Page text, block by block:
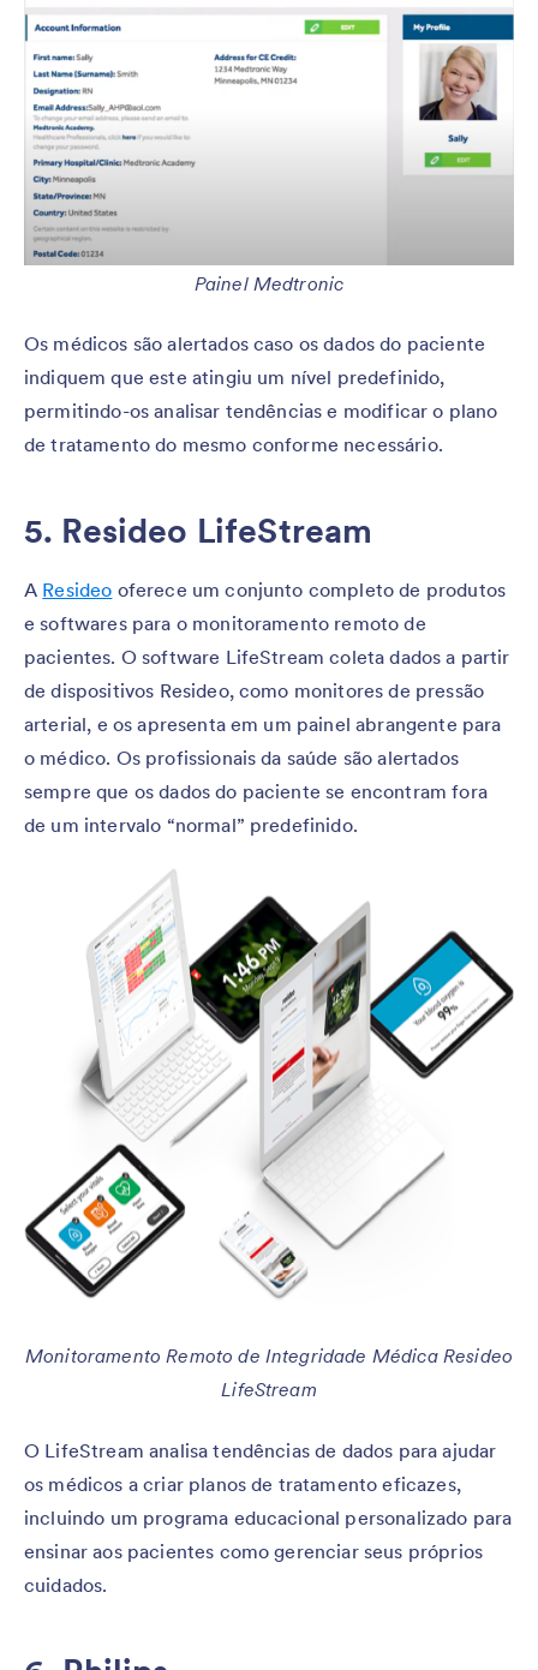
Painel Medtronic
Os médicos são alertados caso os dados do paciente
indiquem que este atingiu um nível predefinido,
permitindo-os analisar tendências e modificar o plano
de tratamento do mesmo conforme necessário.
5. Resideo LifeStream
A Resideo oferece um conjunto completo de produtos
e softwares para o monitoramento remoto de
pacientes. O software LifeStream coleta dados a partir
de dispositivos Resideo, como monitores de pressão
arterial, e os apresenta em um painel abrangente para
o médico. Os profissionais da saúde são alertados
sempre que os dados do paciente se encontram fora
de um intervalo “normal” predefinido.
Monitoramento Remoto de Integridade Médica Resideo
LifeStream
O LifeStream analisa tendências de dados para ajudar
os médicos a criar planos de tratamento eficazes,
incluindo um programa educacional personalizado para
ensinar aos pacientes como gerenciar seus próprios
cuidados.